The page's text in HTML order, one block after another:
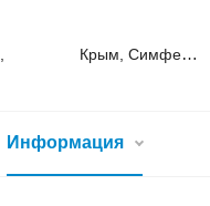
Крым, Симферополь
Информация